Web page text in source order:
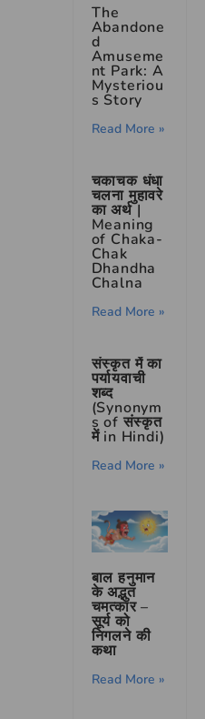
The
Abandone
d
Amuseme
nt Park: A
Mysteriou
s Story
Read More »
चकाचक धंधा
चलना मुहावरे
का अर्थ |
Meaning
of Chaka-
Chak
Dhandha
Chalna
Read More »
संस्कृत में का
पर्यायवाची
शब्द
(Synonym
s of संस्कृत
में in Hindi)
Read More »
बाल हनुमान
के अद्भुत
चमत्कार –
सूर्य को
निगलने की
कथा
Read More »